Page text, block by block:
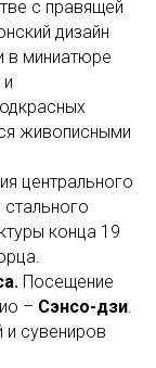
с правящей
дизайн
в миниатюре
живописными
центрального
конца 19
Посещение
– Сэнсо-дзи.
и сувениров